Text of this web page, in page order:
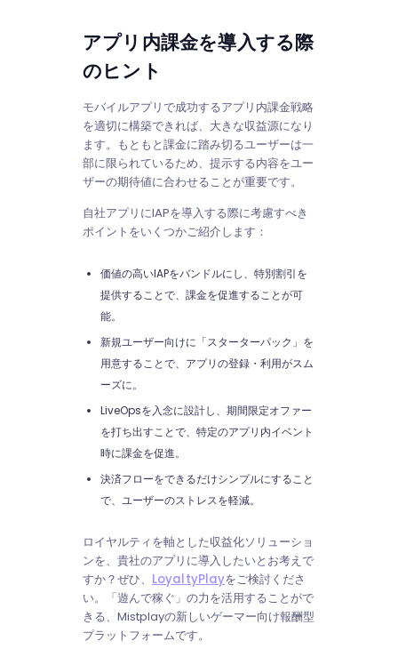
アプリ内課金を導入する際
のヒント
モバイルアプリで成功するアプリ内課金戦略
を適切に構築できれば、大きな収益源になり
ます。もともと課金に踏み切るユーザーは一
部に限られているため、提示する内容をユー
ザーの期待値に合わせることが重要です。
自社アプリにIAPを導入する際に考慮すべき
ポイントをいくつかご紹介します：
価値の高いIAPをバンドルにし、特別割引を
提供することで、課金を促進することが可
能。
新規ユーザー向けに「スターターパック」を
用意することで、アプリの登録・利用がスム
ーズに。
LiveOpsを入念に設計し、期間限定オファー
を打ち出すことで、特定のアプリ内イベント
時に課金を促進。
決済フローをできるだけシンプルにすること
で、ユーザーのストレスを軽減。
ロイヤルティを軸とした収益化ソリューショ
ンを、貴社のアプリに導入したいとお考えで
すか？ぜひ、 LoyaltyPlayをご検討くださ
い。「遊んで稼ぐ」の力を活用することがで
きる、Mistplayの新しいゲーマー向け報酬型
プラットフォームです。